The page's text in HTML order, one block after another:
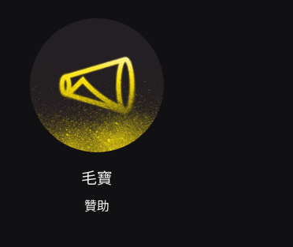
追夢的信念，結束整場情感起伏
調聲音表情的細微變化，從和聲
來說，該場音樂會適合尋求多元
聽眾，本演出具有高度觀賞與審
並同步錄影，讓觀眾在現場即可
樂體驗的一般聽眾，都能在這場
時留意各曲之語言與編曲特色，
議：建議5歲以上觀眾觀賞，請
- 票價：500、700、900、
價10%，逾期恕不受理。向主辦
Pay、ATM轉帳（購買前請先
毛寶
贊助